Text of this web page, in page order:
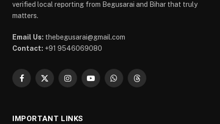
verified local reporting from Begusarai and Bihar that truly
matters.
Email Us: thebegusarai@gmail.com
Contact: +91 9546069080
Facebook
X
InstagramYouTubeWhatsAppThreads
IMPORTANT LINKS